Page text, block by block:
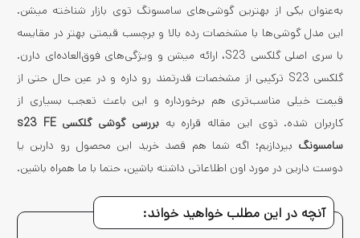
به‌عنوان یکی از بهترین گوشی‌های سامسونگ توی بازار شناخته میشن.
این مدل گوشی‌ها با مشخصات رده بالا و برچسب قیمتی بهتر در مقایسه
با سری اصلی گلکسی S23، ارائه میشن و ویژگی‌های فوق‌العاده‌ای دارن.
گلکسی S23 ترکیبی از مشخصات قدرتمند رو داره و در عین حال حتی از
قیمت خیلی مناسب‌تری هم برخورداره و این باعث تعجب بسیاری از
کاربران شده. توی این مقاله قراره به
بررسی گوشی گلکسی s23 FE
سامسونگ بپردازیم؛ اگه شما هم قصد خرید این محصول رو دارین یا
دوست دارین در مورد اون اطلاعاتی داشته باشین، حتما با ما همراه باشین.
آنچه در این مطلب خواهید خواند: